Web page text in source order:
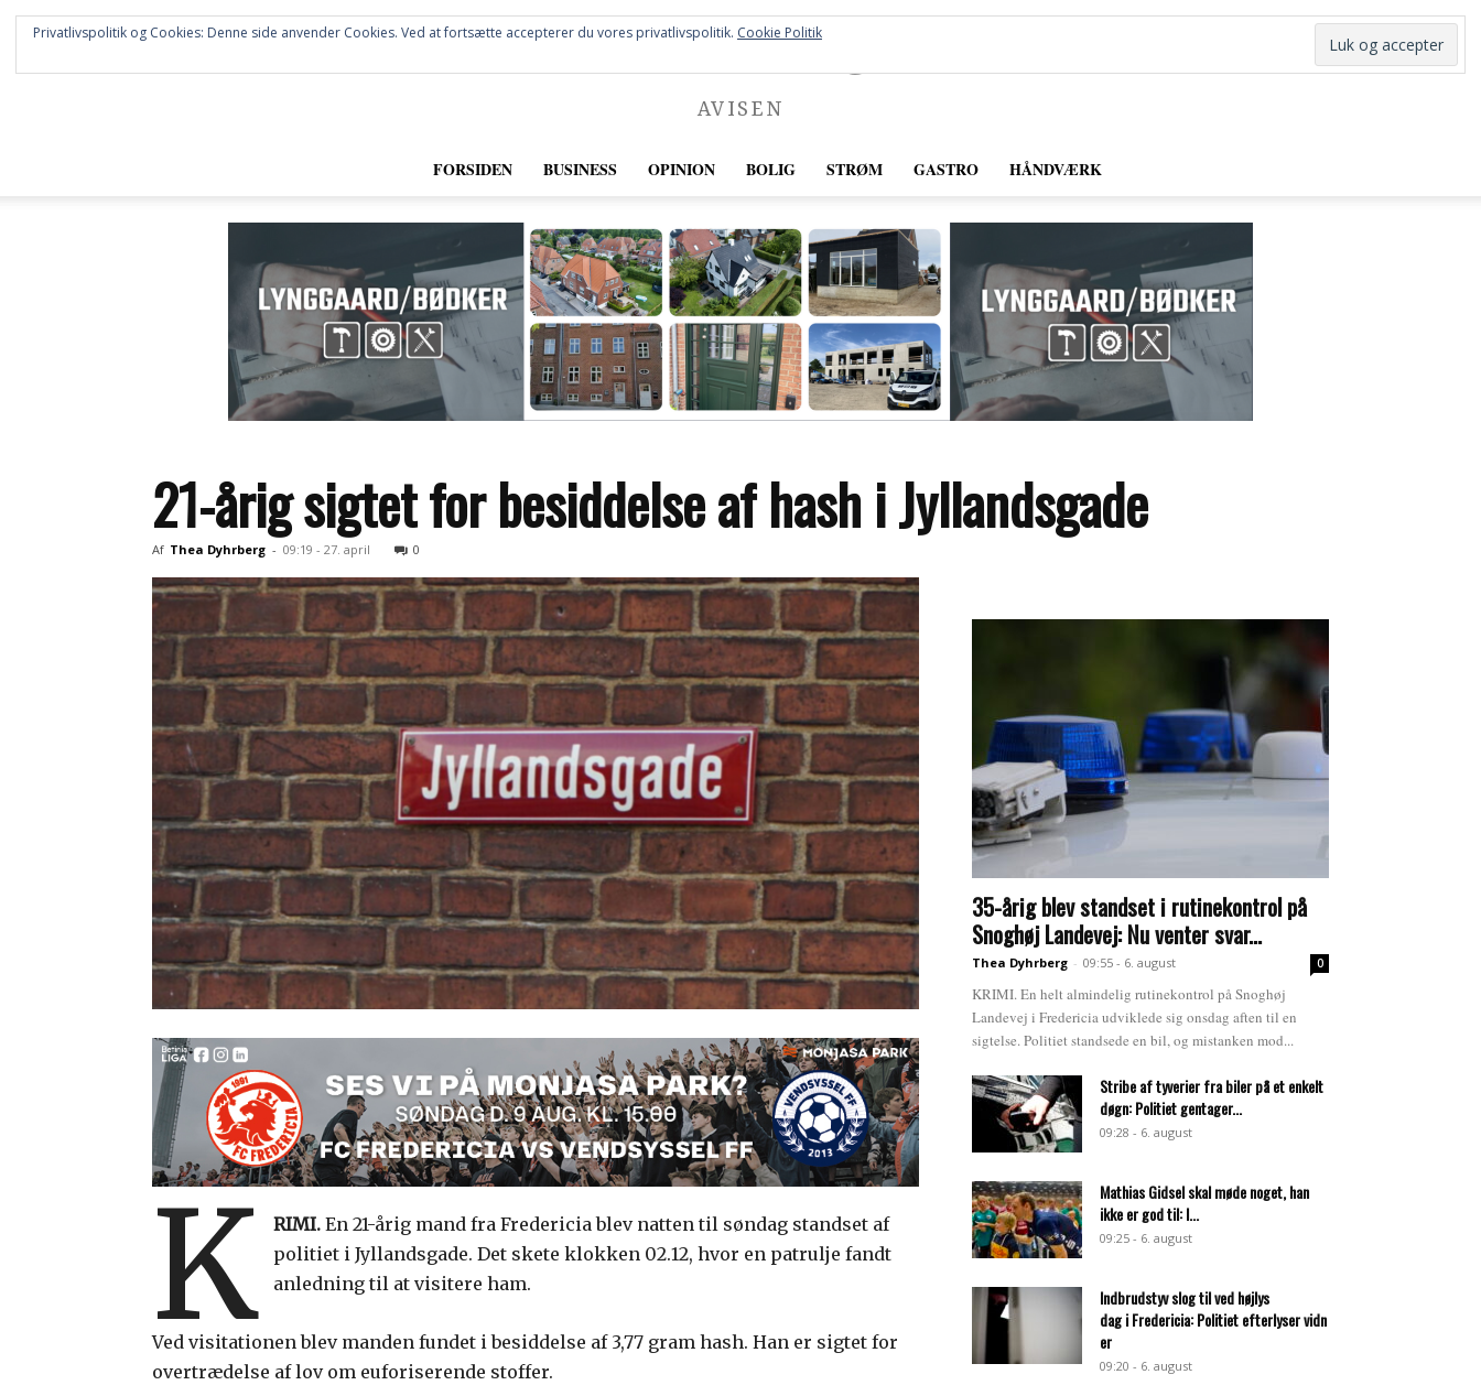
FREDERICIA
AVISEN
FORSIDEN BUSINESS OPINION BOLIG STRØM GASTRO HÅNDVÆRK
21-årig sigtet for besiddelse af hash i Jyllandsgade
Af Thea Dyhrberg - 09:19 - 27. april 0
K RIMI. En 21-årig mand fra Fredericia blev natten til søndag standset af
politiet i Jyllandsgade. Det skete klokken 02.12, hvor en patrulje fandt
anledning til at visitere ham.
Ved visitationen blev manden fundet i besiddelse af 3,77 gram hash. Han er sigtet for
overtrædelse af lov om euforiserende stoffer.
35-årig blev standset i rutinekontrol på
Snoghøj Landevej: Nu venter svar...
Thea Dyhrberg - 09:55 - 6. august 0
KRIMI. En helt almindelig rutinekontrol på Snoghøj
Landevej i Fredericia udviklede sig onsdag aften til en
sigtelse. Politiet standsede en bil, og mistanken mod...
Stribe af tyverier fra biler på et enkelt
døgn: Politiet gentager...
09:28 - 6. august
Mathias Gidsel skal møde noget, han
ikke er god til: I...
09:25 - 6. august
Indbrudstyv slog til ved højlys
dag i Fredericia: Politiet efterlyser vidn
er
09:20 - 6. august
Privatlivspolitik og Cookies: Denne side anvender Cookies. Ved at fortsætte accepterer du vores privatlivspolitik. Cookie Politik